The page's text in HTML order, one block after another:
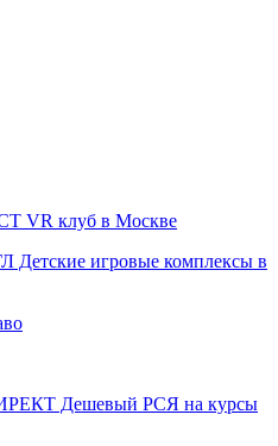
VR клуб в Москве
Детские игровые комплексы в
Дешевый РСЯ на курсы